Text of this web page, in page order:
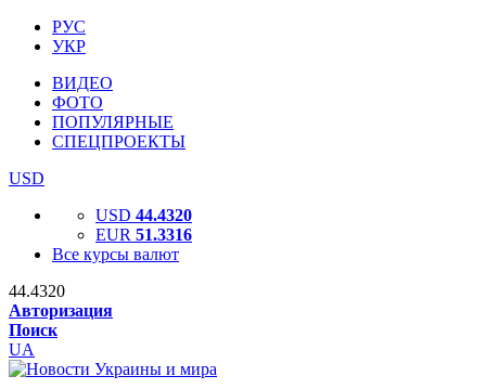
РУС
УКР
ВИДЕО
ФОТО
ПОПУЛЯРНЫЕ
СПЕЦПРОЕКТЫ
USD
USD 44.4320
EUR 51.3316
Все курсы валют
44.4320
Авторизация
Поиск
UA